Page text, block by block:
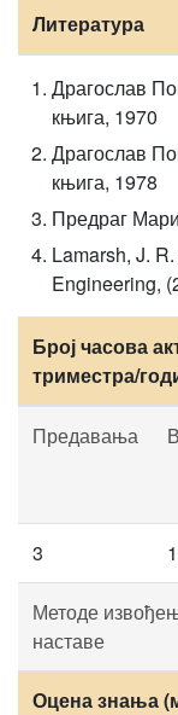
Литература
Драгослав
књига, 1970
Драгослав
књига, 1978
Предраг
Lamarsh, J.
Engineering,
Број часова
триместра/
Предавања
3
Методе
наставе
Оцена знања